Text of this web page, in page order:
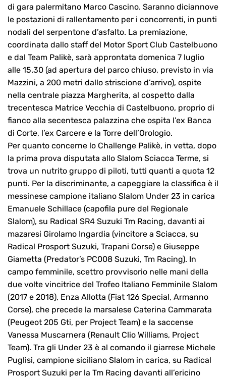
di gara palermitano Marco Cascino. Saranno diciannove
le postazioni di rallentamento per i concorrenti, in punti
nodali del serpentone d’asfalto. La premiazione,
coordinata dallo staff del Motor Sport Club Castelbuono
e dal Team Palikè, sarà approntata domenica 7 luglio
alle 15.30 (ad apertura del parco chiuso, previsto in via
Mazzini, a 200 metri dallo striscione d’arrivo), ospite
nella centrale piazza Margherita, al cospetto dalla
trecentesca Matrice Vecchia di Castelbuono, proprio di
fianco alla secentesca palazzina che ospita l’ex Banca
di Corte, l’ex Carcere e la Torre dell’Orologio.
Per quanto concerne lo Challenge Palikè, in vetta, dopo
la prima prova disputata allo Slalom Sciacca Terme, si
trova un nutrito gruppo di piloti, tutti quanti a quota 12
punti. Per la discriminante, a capeggiare la classifica è il
messinese campione italiano Slalom Under 23 in carica
Emanuele Schillace (capofila pure del Regionale
Slalom), su Radical SR4 Suzuki Tm Racing, davanti ai
mazaresi Girolamo Ingardia (vincitore a Sciacca, su
Radical Prosport Suzuki, Trapani Corse) e Giuseppe
Giametta (Predator’s PC008 Suzuki, Tm Racing). In
campo femminile, scettro provvisorio nelle mani della
due volte vincitrice del Trofeo Italiano Femminile Slalom
(2017 e 2018), Enza Allotta (Fiat 126 Special, Armanno
Corse), che precede la marsalese Caterina Cammarata
(Peugeot 205 Gti, per Project Team) e la saccense
Vanessa Muscarnera (Renault Clio Williams, Project
Team). Tra gli Under 23 è al comando il giarrese Michele
Puglisi, campione siciliano Slalom in carica, su Radical
Prosport Suzuki per la Tm Racing davanti all’ericino